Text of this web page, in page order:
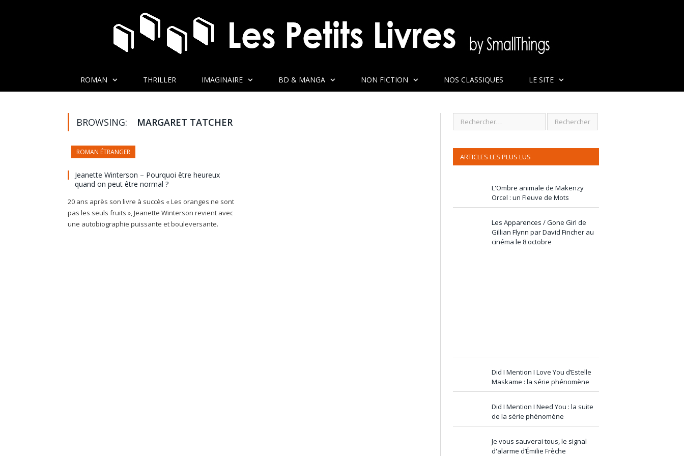
ROMAN THRILLER IMAGINAIRE BD & MANGA NON FICTION NOS CLASSIQUES LE SITE
BROWSING: MARGARET TATCHER
ROMAN ÉTRANGER
Jeanette Winterson – Pourquoi être heureux
quand on peut être normal ?
20 ans après son livre à succès « Les oranges ne sont
pas les seuls fruits », Jeanette Winterson revient avec
une autobiographie puissante et bouleversante.
ARTICLES LES PLUS LUS
L'Ombre animale de Makenzy
Orcel : un Fleuve de Mots
Les Apparences / Gone Girl de
Gillian Flynn par David Fincher au
cinéma le 8 octobre
Did I Mention I Love You d’Estelle
Maskame : la série phénomène
Did I Mention I Need You : la suite
de la série phénomène
Je vous sauverai tous, le signal
d'alarme d’Émilie Frèche